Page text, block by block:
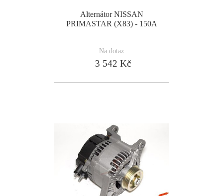
Alternátor NISSAN
PRIMASTAR (X83) - 150A
Na dotaz
3 542 Kč